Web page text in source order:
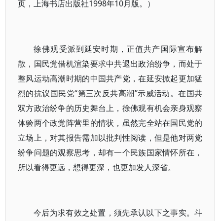
页，上海书店出版社1998年10月版。）
徐佛观受派到延安时期，正值共产国际宣布解
散，国民党借机渲染要求中共退出政治纷争，而处于
整风运动高潮时期的中国共产党，在延安掀起更加猛
烈的抗议国民党“第三次反共高潮”示威活动。在国共
双方政治纷争的历史舞台上，徐佛观有机会亲身观察
体验两个政党阵营里的情状，虽然完全站在国民党的
立场上，对其报告需加以批判性阅读，但是他对两党
纷争问题的观察思考，却有一个民族国家情怀所在，
所以看得更远，想得更深，也更加发人深省。
今后为求有效之处置，须先承认以下之事实。斗